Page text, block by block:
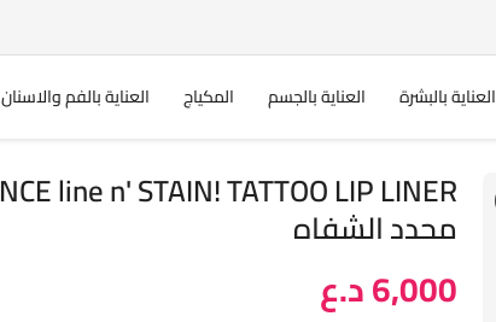
العناية بالبشرة العناية بالجسم المكياج العناية بالفم والاسنان
محدد الشفاه
6,000 د.ع